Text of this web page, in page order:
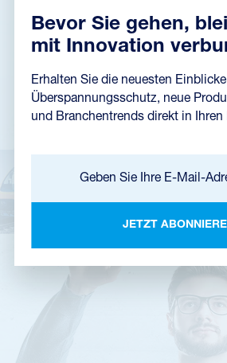
Bevor Sie gehen,
mit Innovation
Erhalten Sie die neuesten
Überspannungsschutz, neue
und Branchentrends direkt in Ihren
Geben Sie Ihre E-Mail-
JETZT